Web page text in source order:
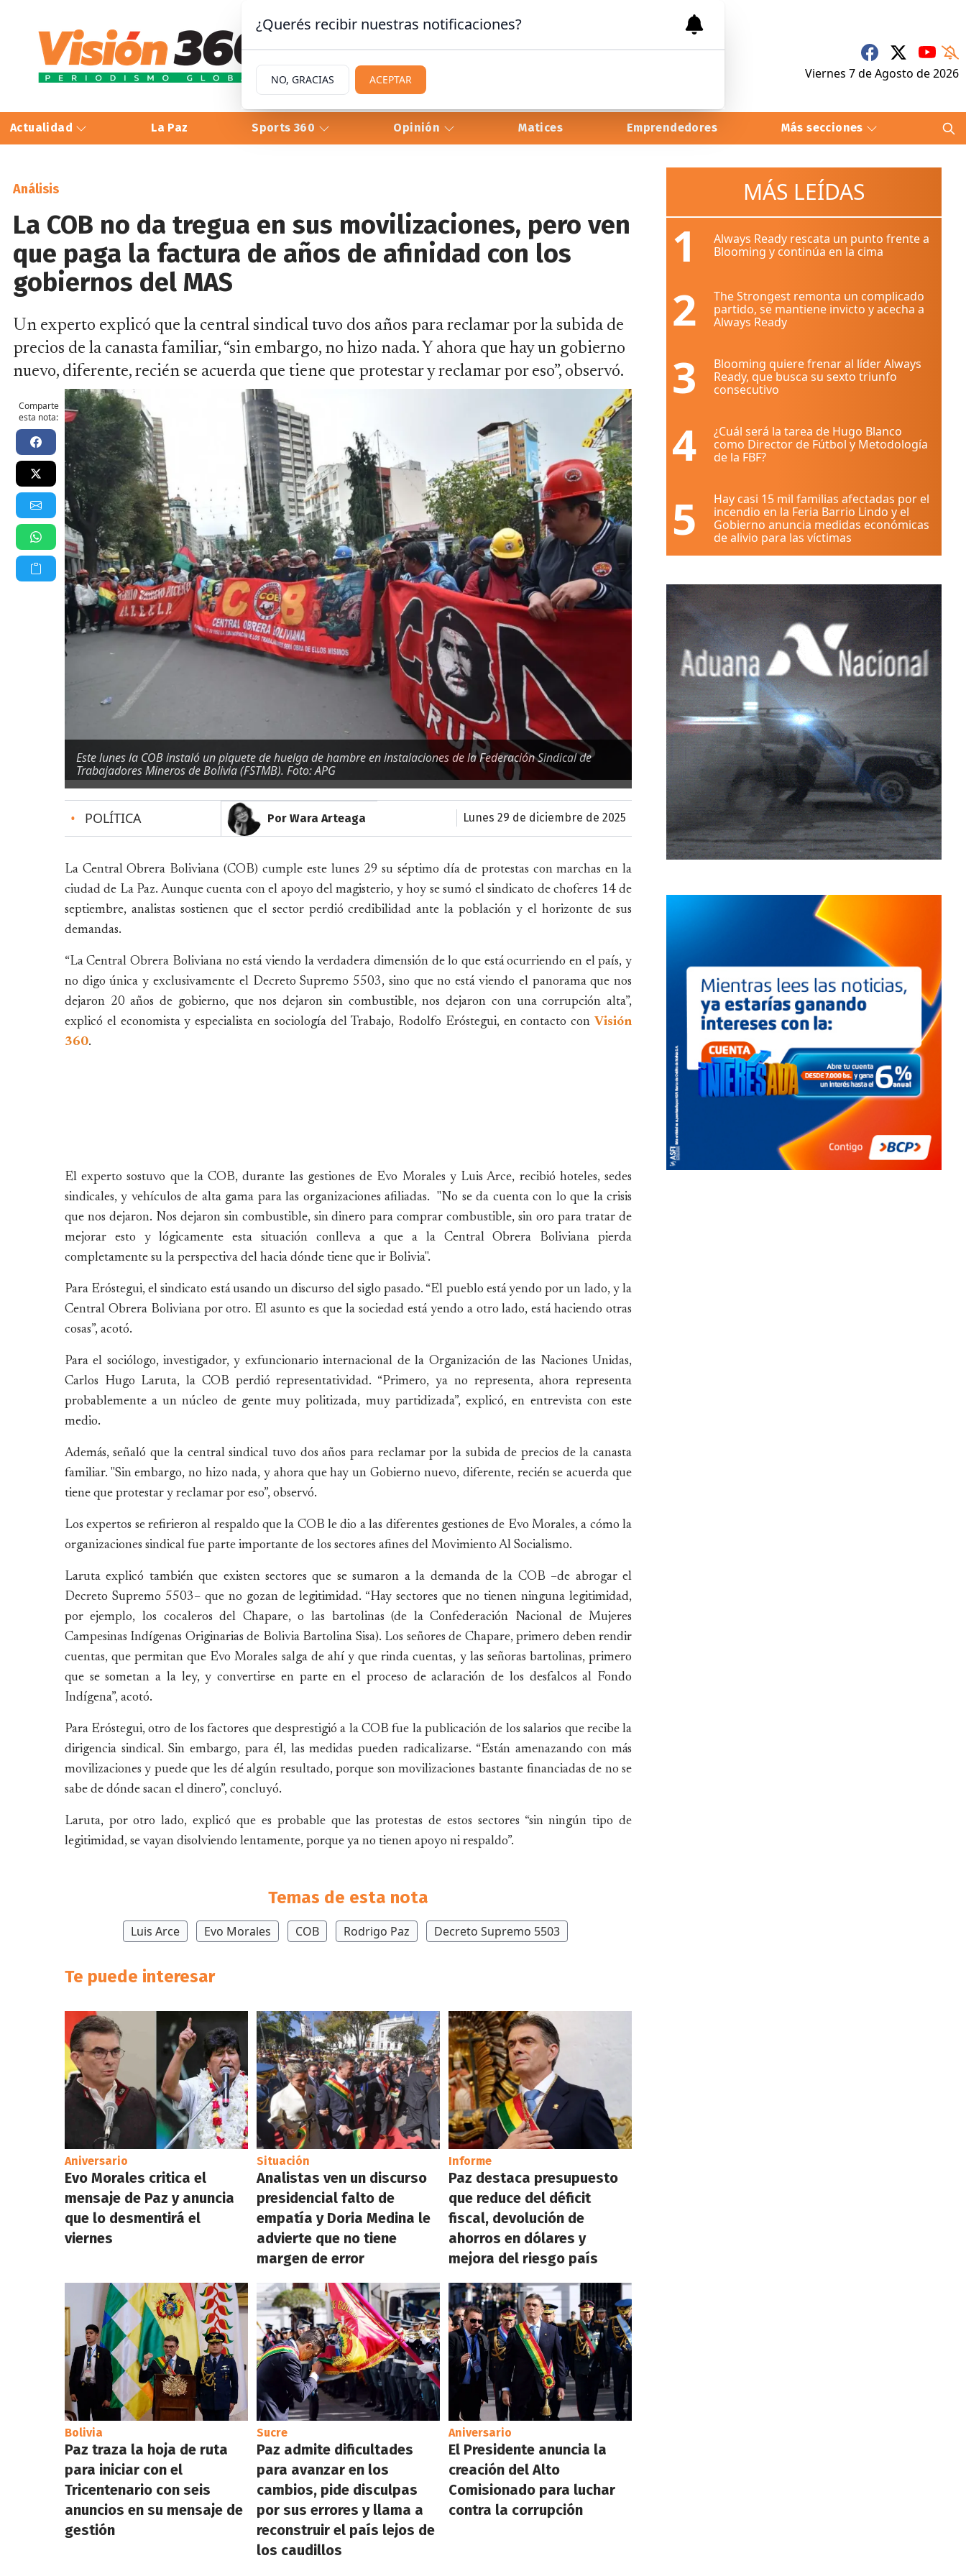
Viernes 7deAgosto de 2026
Actualidad La Paz Sports 360 Opinión Matices Emprendedores Más secciones
Análisis
La COB no da tregua en sus movilizaciones, pero ven
que paga la factura de años de afinidad con los
gobiernos del MAS
Un experto explicó que la central sindical tuvo dos años para reclamar por la subida de
precios de la canasta familiar, “sin embargo, no hizo nada. Y ahora que hay un gobierno
nuevo, diferente, recién se acuerda que tiene que protestar y reclamar por eso”, observó.
Comparte
esta nota:
Este lunes la COB instaló un piquete de huelga de hambre en instalaciones de la Federación Sindical de
Trabajadores Mineros de Bolivia (FSTMB). Foto: APG
• POLÍTICA Por Wara Arteaga lunes 29 de diciembre de 2025
La Central Obrera Boliviana (COB) cumple este lunes 29 su séptimo día de protestas con marchas en la
ciudad de La Paz. Aunque cuenta con el apoyo del magisterio, y hoy se sumó el sindicato de choferes 14 de
septiembre, analistas sostienen que el sector perdió credibilidad ante la población y el horizonte de sus
demandas.
“La Central Obrera Boliviana no está viendo la verdadera dimensión de lo que está ocurriendo en el país, y
no digo única y exclusivamente el Decreto Supremo 5503, sino que no está viendo el panorama que nos
dejaron 20 años de gobierno, que nos dejaron sin combustible, nos dejaron con una corrupción alta”,
explicó el economista y especialista en sociología del Trabajo, Rodolfo Eróstegui, en contacto con Visión
360.
El experto sostuvo que la COB, durante las gestiones de Evo Morales y Luis Arce, recibió hoteles, sedes
sindicales, y vehículos de alta gama para las organizaciones afiliadas. "No se da cuenta con lo que la crisis
que nos dejaron. Nos dejaron sin combustible, sin dinero para comprar combustible, sin oro para tratar de
mejorar esto y lógicamente esta situación conlleva a que a la Central Obrera Boliviana pierda
completamente su la perspectiva del hacia dónde tiene que ir Bolivia".
Para Eróstegui, el sindicato está usando un discurso del siglo pasado. “El pueblo está yendo por un lado, y la
Central Obrera Boliviana por otro. El asunto es que la sociedad está yendo a otro lado, está haciendo otras
cosas”, acotó.
Para el sociólogo, investigador, y exfuncionario internacional de la Organización de las Naciones Unidas,
Carlos Hugo Laruta, la COB perdió representatividad. “Primero, ya no representa, ahora representa
probablemente a un núcleo de gente muy politizada, muy partidizada”, explicó, en entrevista con este
medio.
Además, señaló que la central sindical tuvo dos años para reclamar por la subida de precios de la canasta
familiar. "Sin embargo, no hizo nada, y ahora que hay un Gobierno nuevo, diferente, recién se acuerda que
tiene que protestar y reclamar por eso”, observó.
Los expertos se refirieron al respaldo que la COB le dio a las diferentes gestiones de Evo Morales, a cómo la
organizaciones sindical fue parte importante de los sectores afines del Movimiento Al Socialismo.
Laruta explicó también que existen sectores que se sumaron a la demanda de la COB –de abrogar el
Decreto Supremo 5503– que no gozan de legitimidad. “Hay sectores que no tienen ninguna legitimidad,
por ejemplo, los cocaleros del Chapare, o las bartolinas (de la Confederación Nacional de Mujeres
Campesinas Indígenas Originarias de Bolivia Bartolina Sisa). Los señores de Chapare, primero deben rendir
cuentas, que permitan que Evo Morales salga de ahí y que rinda cuentas, y las señoras bartolinas, primero
que se sometan a la ley, y convertirse en parte en el proceso de aclaración de los desfalcos al Fondo
Indígena”, acotó.
Para Eróstegui, otro de los factores que desprestigió a la COB fue la publicación de los salarios que recibe la
dirigencia sindical. Sin embargo, para él, las medidas pueden radicalizarse. “Están amenazando con más
movilizaciones y puede que les dé algún resultado, porque son movilizaciones bastante financiadas de no se
sabe de dónde sacan el dinero”, concluyó.
Laruta, por otro lado, explicó que es probable que las protestas de estos sectores “sin ningún tipo de
legitimidad, se vayan disolviendo lentamente, porque ya no tienen apoyo ni respaldo”.
Temas de esta nota
Luis Arce Evo Morales COB Rodrigo Paz Decreto Supremo 5503
Te puede interesar
Aniversario
Evo Morales critica el
mensaje de Paz y anuncia
que lo desmentirá el
viernes
Situación
Analistas ven un discurso
presidencial falto de
empatía y Doria Medina le
advierte que no tiene
margen de error
Informe
Paz destaca presupuesto
que reduce del déficit
fiscal, devolución de
ahorros en dólares y
mejora del riesgo país
Bolivia
Paz traza la hoja de ruta
para iniciar con el
Tricentenario con seis
anuncios en su mensaje de
gestión
Sucre
Paz admite dificultades
para avanzar en los
cambios, pide disculpas
por sus errores y llama a
reconstruir el país lejos de
los caudillos
Aniversario
El Presidente anuncia la
creación del Alto
Comisionado para luchar
contra la corrupción
MÁS LEÍDAS
1
Always Ready rescata un punto frente a
Blooming y continúa en la cima
2
The Strongest remonta un complicado
partido, se mantiene invicto y acecha a
Always Ready
3
Blooming quiere frenar al líder Always
Ready, que busca su sexto triunfo
consecutivo
4
¿Cuál será la tarea de Hugo Blanco
como Director de Fútbol y Metodología
de la FBF?
5
Hay casi 15 mil familias afectadas por el
incendio en la Feria Barrio Lindo y el
Gobierno anuncia medidas económicas
de alivio para las víctimas
¿Querés recibir nuestras notificaciones?
NO, GRACIAS ACEPTAR